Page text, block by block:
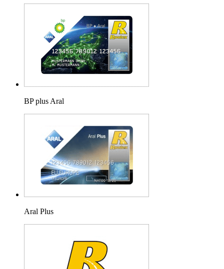
BP plus Aral
Aral Plus